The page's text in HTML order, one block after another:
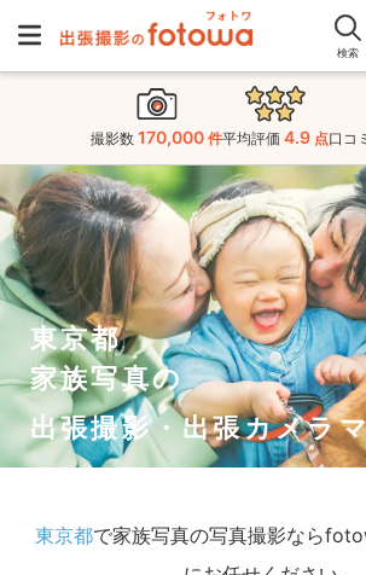
検索
撮影数 170,000 件平均評価 4.9 点口コミ
東京都
家族写真の
出張撮影・出張カメラ
東京都で家族写真の写真撮影なら